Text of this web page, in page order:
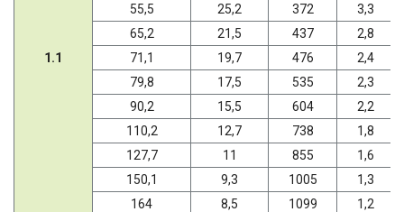
1.1
55,5
25,2 372
3,3
65,2
21,5 437
2,8
71,1
19,7 476
2,4
79,8
17,5 535
2,3
90,2
15,5 604
2,2
110,2
12,7 738
1,8
127,7
11 855
1,6
150,1
9,3 1005
1,3
164
8,5 1099 1,2